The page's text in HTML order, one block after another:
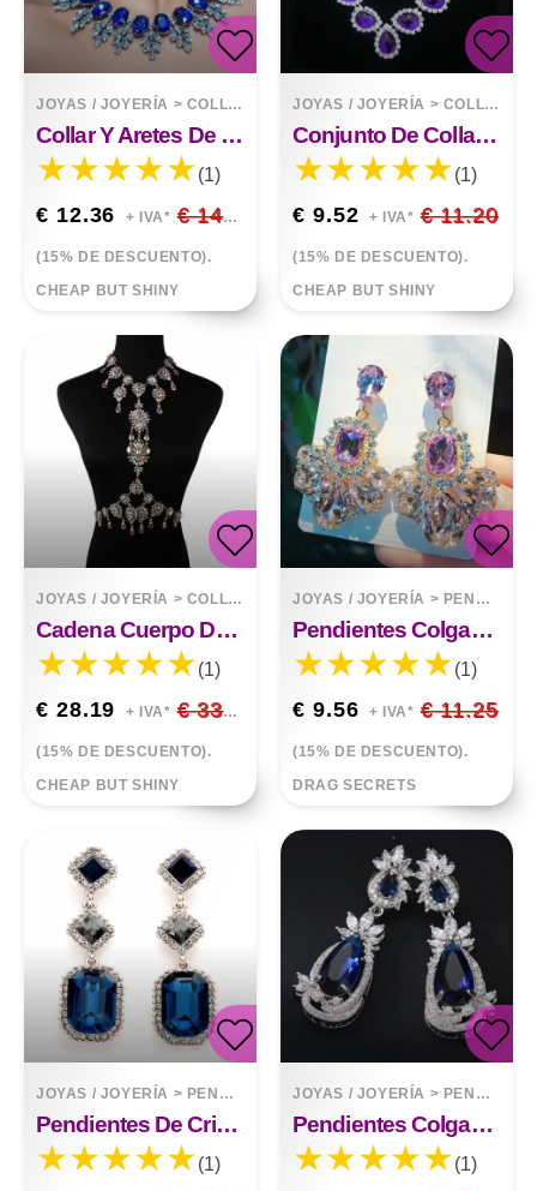
JOYAS / JOYERÍA > COLLARES
Collar Y Aretes De Cristal De Moda Con Diamantes
(1)
€ 12.36 + IVA* € 14.54
(15% DE DESCUENTO).
CHEAP BUT SHINY
JOYAS / JOYERÍA > COLLARES
Conjunto De Collar De Aretes De Diamantes
(1)
€ 9.52 + IVA* € 11.20
(15% DE DESCUENTO).
CHEAP BUT SHINY
JOYAS / JOYERÍA > COLLARES
Cadena Cuerpo De Diamantes
(1)
€ 28.19 + IVA* € 33.17
(15% DE DESCUENTO).
CHEAP BUT SHINY
JOYAS / JOYERÍA > PENDIENTES
Pendientes Colgantes Largos De Piedras Preciosas De Lujo Con Aguja De Plata
(1)
€ 9.56 + IVA* € 11.25
(15% DE DESCUENTO).
DRAG SECRETS
JOYAS / JOYERÍA > PENDIENTES
Pendientes De Cristal Cuadrados Geométricos Largos Pendientes De Piedras Preciosas
(1)
JOYAS / JOYERÍA > PENDIENTES
Pendientes Colgantes De Color Circón Retro De Moda
(1)